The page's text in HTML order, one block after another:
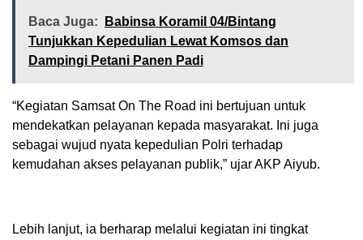
Baca Juga:
Babinsa Koramil 04/Bintang
Tunjukkan Kepedulian Lewat Komsos dan
Dampingi Petani Panen Padi
“Kegiatan Samsat On The Road ini bertujuan untuk
mendekatkan pelayanan kepada masyarakat. Ini juga
sebagai wujud nyata kepedulian Polri terhadap
kemudahan akses pelayanan publik,” ujar AKP Aiyub.
Lebih lanjut, ia berharap melalui kegiatan ini tingkat